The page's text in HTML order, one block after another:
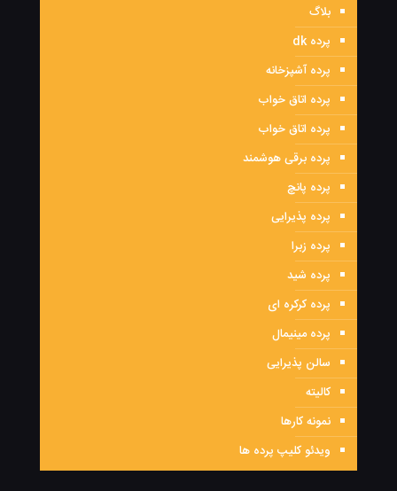
بلاگ
پرده dk
پرده آشپزخانه
پرده اتاق خواب
پرده اتاق خواب
پرده برقی هوشمند
پرده پانچ
پرده پذیرایی
پرده زبرا
پرده شید
پرده کرکره ای
پرده مینیمال
سالن پذیرایی
کالیته
نمونه کارها
ویدئو کلیپ پرده ها